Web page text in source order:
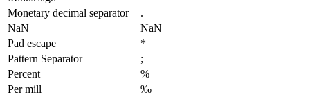
Monetary decimal separator
.
NaN
NaN
Pad escape
*
Pattern Separator
;
Percent
%
Per mill
‰